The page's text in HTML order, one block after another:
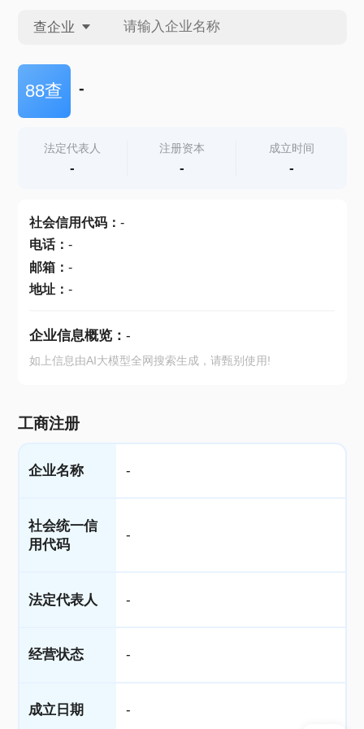
查企业
查企业
查产地
88查 -
法定代表人
-
注册资本
-
成立时间
-
社会信用代码： -
电话： -
邮箱： -
地址： -
企业信息概览： -
如上信息由AI大模型全网搜索生成，请甄别使用!
工商注册
企业名称 -
社会统一信
用代码
-
法定代表人 -
经营状态 -
成立日期 -